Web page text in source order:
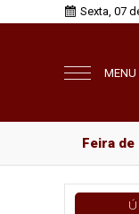
Sexta, 07
MENU
Feira de